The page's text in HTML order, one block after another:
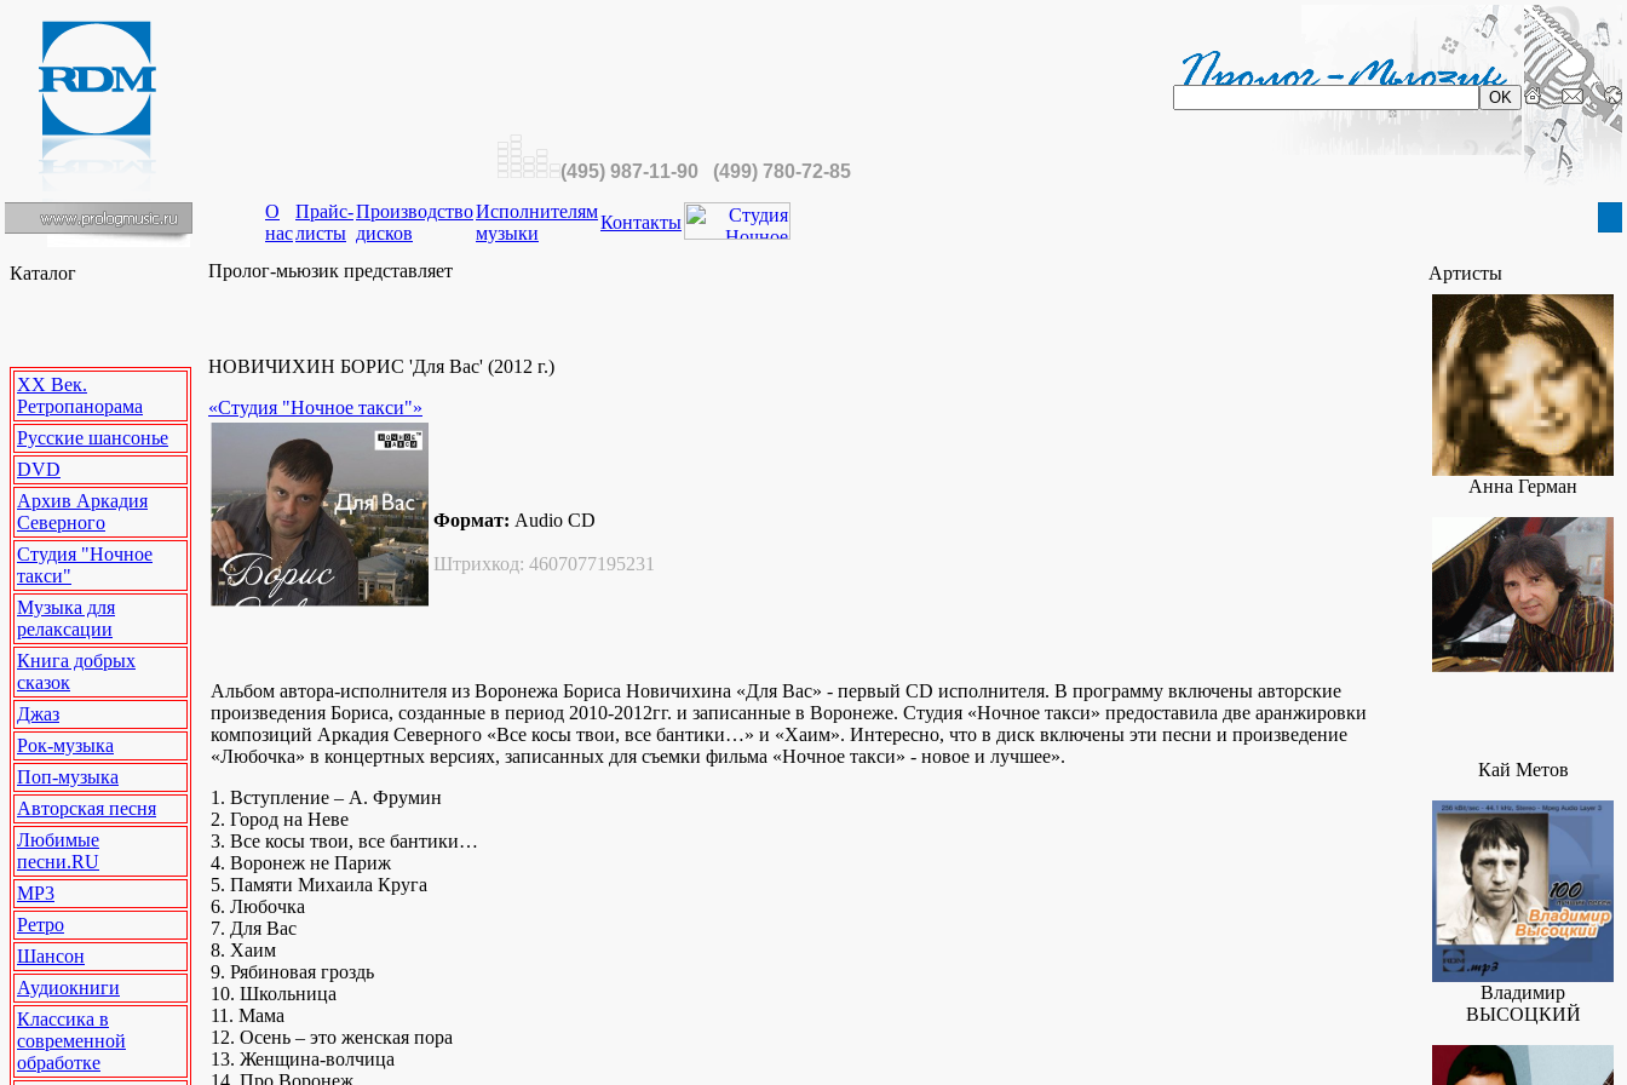
(495) 987-11-90 (499) 780-72-85
О
нас
Прайс-
листы
Производство
дисков
Исполнителям
музыки
Контакты
Каталог
XX Век.
Ретропанорама
Русские шансонье
DVD
Архив Аркадия
Северного
Студия "Ночное
такси"
Музыка для
релаксации
Книга добрых
сказок
Джаз
Рок-музыка
Поп-музыка
Авторская песня
Любимые
песни.RU
MP3
Ретро
Шансон
Аудиокниги
Классика в
современной
обработке
Пролог-мьюзик представляет
НОВИЧИХИН БОРИС 'Для Вас' (2012 г.)
«Студия "Ночное такси"»
Формат: Audio CD
Штрихкод: 4607077195231
Альбом автора-исполнителя из Воронежа Бориса Новичихина «Для Вас» - первый CD исполнителя. В программу включены авторские
произведения Бориса, созданные в период 2010-2012гг. и записанные в Воронеже. Студия «Ночное такси» предоставила две аранжировки
композиций Аркадия Северного «Все косы твои, все бантики…» и «Хаим». Интересно, что в диск включены эти песни и произведение
«Любочка» в концертных версиях, записанных для съемки фильма «Ночное такси» - новое и лучшее».
1. Вступление – А. Фрумин
2. Город на Неве
3. Все косы твои, все бантики…
4. Воронеж не Париж
5. Памяти Михаила Круга
6. Любочка
7. Для Вас
8. Хаим
9. Рябиновая гроздь
10. Школьница
11. Мама
12. Осень – это женская пора
13. Женщина-волчица
14. Про Воронеж
Артисты
Анна Герман
Кай Метов
Владимир
ВЫСОЦКИЙ